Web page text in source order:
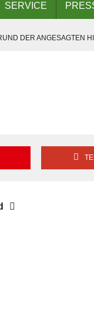
SERVICE
DER ANGESAGTEN